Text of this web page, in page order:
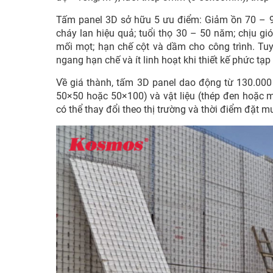
Tấm panel 3D sở hữu 5 ưu điểm: Giảm ồn 70 –
cháy lan hiệu quả; tuổi thọ 30 – 50 năm; chịu
mối mọt; hạn chế cột và dầm cho công trình.
ngang hạn chế và ít linh hoạt khi thiết kế phức
Về giá thành, tấm 3D panel dao động từ
50×50 hoặc 50×100) và vật liệu (thép đen hoặc
có thể thay đổi theo thị trường và thời điểm đặt